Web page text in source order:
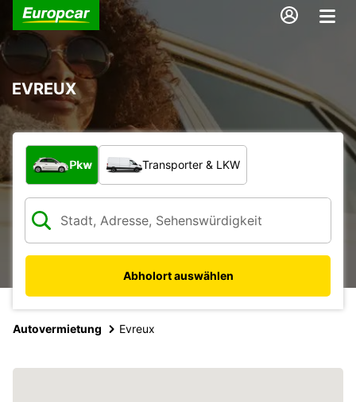
EVREUX
Welche Art von Fahrzeug?
Pkw Transporter & LKW
Abholort auswählen
Autovermietung Evreux